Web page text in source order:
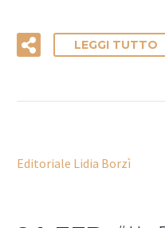
LEGGI TUTTO
Editoriale Lidia Borzì